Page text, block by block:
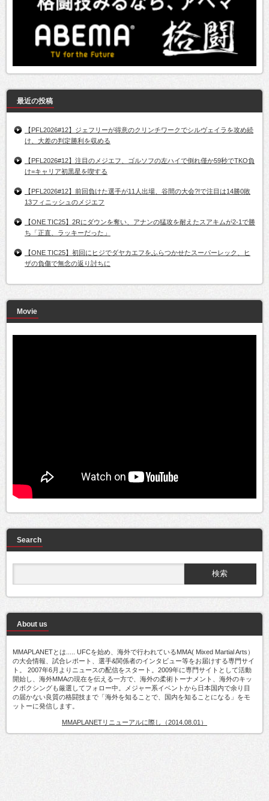
最近の投稿
【PFL2026#12】ジェフリーが得意のクリンチワークでシルヴェイラを攻め続
け、大差の判定勝利を収める
【PFL2026#12】注目のメジエフ、ゴルソフの左ハイで倒れ僅か59秒でTKO負
け=キャリア初黒星を喫する
【PFL2026#12】前回負けた選手が11人出場、谷間の大会?!で注目は14勝0敗
13フィニッシュのメジエフ
【ONE TIC25】2Rにダウンを奪い、アナンの猛攻を耐えたスアキムが2-1で勝
ち「正直、ラッキーだった」
【ONE TIC25】初回にヒジでダヤカエフをふらつかせたスーパーレック、ヒ
ザの負傷で無念の返り討ちに
Movie
Search
About us
MMAPLANETとは..... UFCを始め、海外で行われているMMA( Mixed Martial Arts）
の大会情報、試合レポート、選手&関係者のインタビュー等をお届けする専門サイ
ト。 2007年6月よりニュースの配信をスタート。2009年に専門サイトとして活動
開始し、海外MMAの現在を伝える一方で、海外の柔術トーナメント、海外のキッ
クボクシングも厳選してフォロー中。メジャー系イベントから日本国内で余り目
の届かない良質の格闘技まで「海外を知ることで、国内を知ることになる」をモ
ットーに発信します。
MMAPLANETリニューアルに際し（2014.08.01）